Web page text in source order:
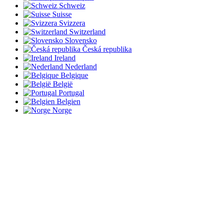
Schweiz
Suisse
Svizzera
Switzerland
Slovensko
Česká republika
Ireland
Nederland
Belgique
België
Portugal
Belgien
Norge